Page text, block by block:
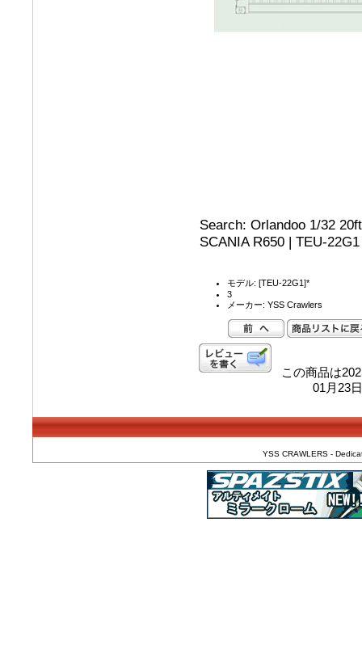
Search: Orlandoo 1/32
SCANIA R650 | TEU-22G1
モデル: [TEU-22G1]*
3
メーカー: YSS Crawlers
この商品は
01月23
YSS CRAWLERS -